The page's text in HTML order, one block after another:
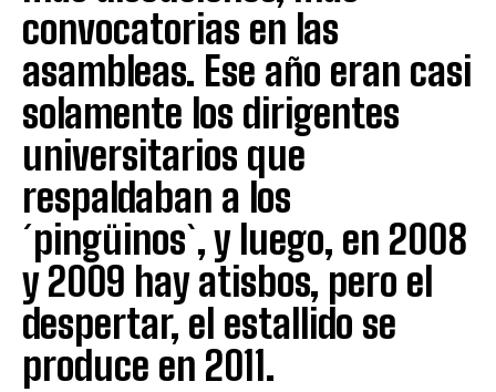
convocatorias en las
asambleas. Ese año eran casi
solamente los dirigentes
universitarios que
respaldaban a los
´pingüinos`, y luego, en 2008
y 2009 hay atisbos, pero el
despertar, el estallido se
produce en 2011.